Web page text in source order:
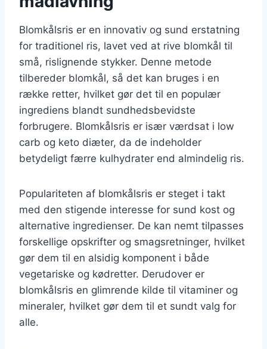
Blomkålsris er en innovativ og sund erstatning
for traditionel ris, lavet ved at rive blomkål til
små, rislignende stykker. Denne metode
tilbereder blomkål, så det kan bruges i en
række retter, hvilket gør det til en populær
ingrediens blandt sundhedsbevidste
forbrugere. Blomkålsris er især værdsat i low
carb og keto diæter, da de indeholder
betydeligt færre kulhydrater end almindelig ris.
Populariteten af blomkålsris er steget i takt
med den stigende interesse for sund kost og
alternative ingredienser. De kan nemt tilpasses
forskellige opskrifter og smagsretninger, hvilket
gør dem til en alsidig komponent i både
vegetariske og kødretter. Derudover er
blomkålsris en glimrende kilde til vitaminer og
mineraler, hvilket gør dem til et sundt valg for
alle.